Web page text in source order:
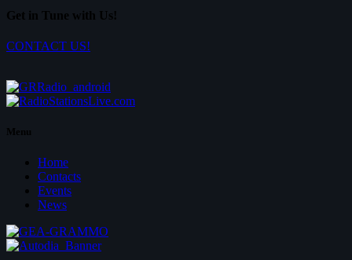
Get in Tune with Us!
CONTACT US!
Menu
Home
Contacts
Events
News